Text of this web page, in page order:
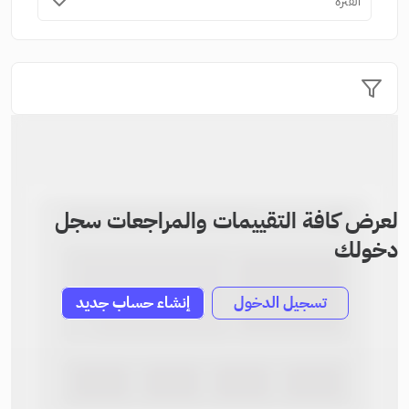
لعرض كافة التقييمات والمراجعات سجل
دخولك
تسجيل الدخول إنشاء حساب جديد